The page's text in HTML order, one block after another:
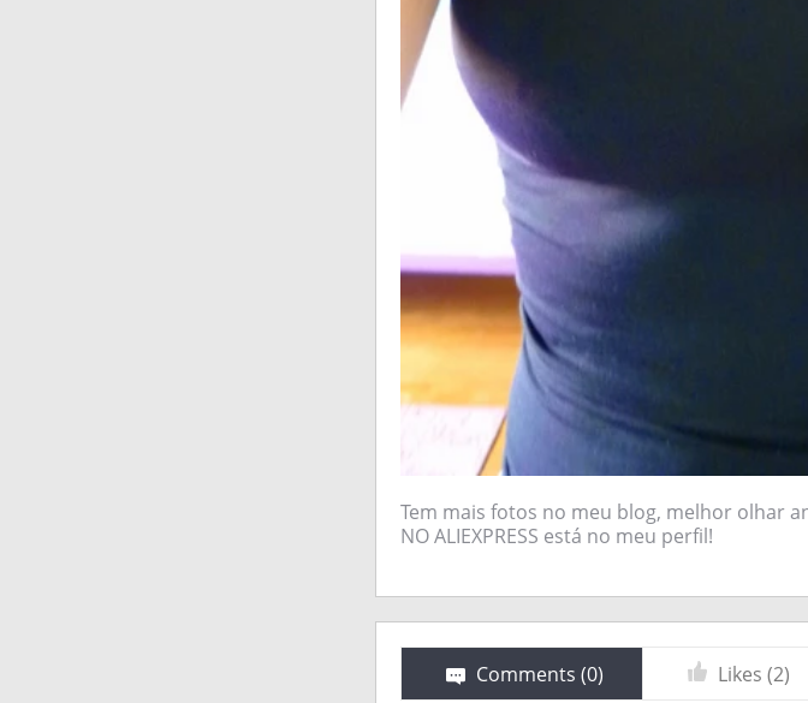
Tem mais fotos no meu blog, melhor olhar
NO ALIEXPRESS está no meu perfil!
Comments (0) Likes (2)